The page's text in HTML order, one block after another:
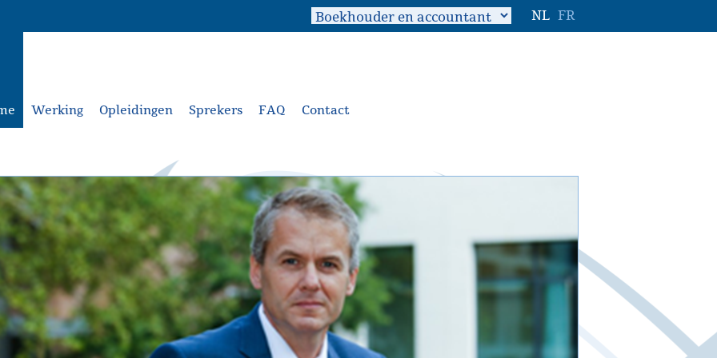
NL FR
Werking Opleidingen Sprekers FAQ Contact